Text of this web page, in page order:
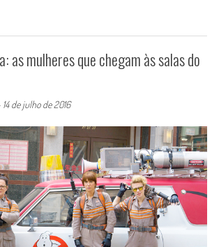
as mulheres que chegam às salas do
14 de julho de 2016